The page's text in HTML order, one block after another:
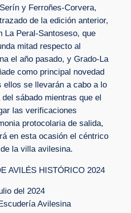
y Ferroñes-Corvera,
de la edición anterior,
La Peral-Santoseso, que
mitad respecto al
el año pasado, y Grado-La
como principal novedad
ellos se llevarán a cabo a lo
sábado mientras que el
las verificaciones
protocolaria de salida,
en esta ocasión el céntrico
la villa avilesina.
AVILÉS HISTÓRICO 2024
del 2024
Avilesina